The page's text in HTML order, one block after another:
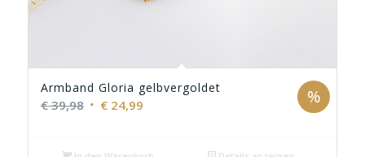
Armband Gloria gelbvergoldet
€39,98 Ursprünglicher
€24,99Aktueller
%